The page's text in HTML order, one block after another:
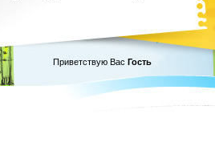
Приветствую Вас Гость